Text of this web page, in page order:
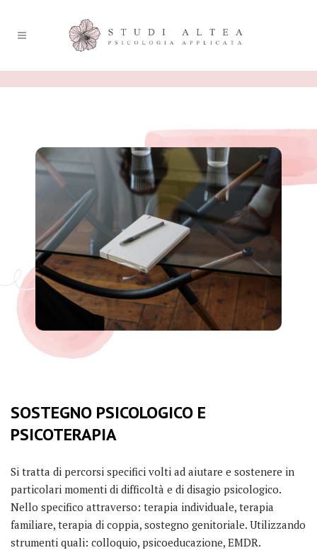
SOSTEGNO PSICOLOGICO E
PSICOTERAPIA
Si tratta di percorsi specifici volti ad aiutare e sostenere in
particolari momenti di difficoltà e di disagio psicologico.
Nello specifico attraverso: terapia individuale, terapia
familiare, terapia di coppia, sostegno genitoriale. Utilizzando
strumenti quali: colloquio, psicoeducazione, EMDR.